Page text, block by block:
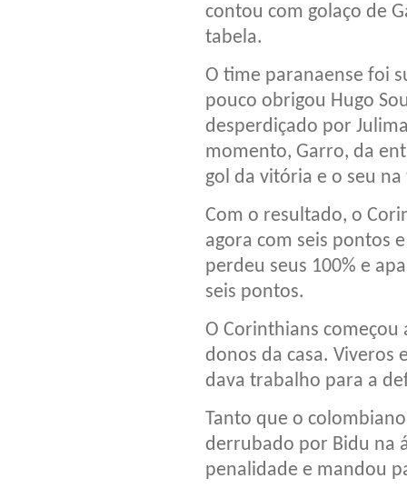
contou com golaço de
tabela.
O time paranaense foi
pouco obrigou Hugo
desperdiçado por
momento, Garro, da
gol da vitória e o seu
Com o resultado, o
agora com seis pontos
perdeu seus 100% e
seis pontos.
O Corinthians
donos da casa. Viveros
dava trabalho para a
Tanto que o
derrubado por Bidu na
penalidade e mandou